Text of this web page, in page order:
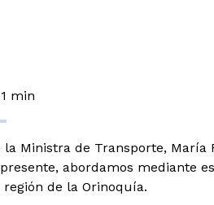
min
Ministra de Transporte, María
abordamos mediante
de la Orinoquía.